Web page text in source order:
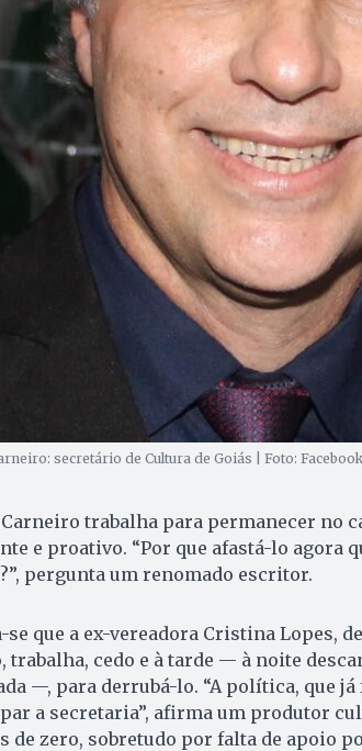
secretário de Cultura de Goiás | Foto: Facebook
trabalha para permanecer no
e proativo. “Por que afastá-lo agora
pergunta um renomado escritor.
se que a ex-vereadora Cristina Lopes,
trabalha, cedo e à tarde — à noite
—, para derrubá-lo. “A política, que
a secretaria”, afirma um produtor
de zero, sobretudo por falta de apoio